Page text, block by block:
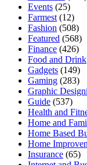
Events (25)
Farmest (12)
Fashion (508)
Featured (568)
Finance (426)
Food and Drink
Gadgets (149)
Gaming (283)
Graphic
Guide (537)
Health and
Home and
Home Based
Home
Insurance (65)